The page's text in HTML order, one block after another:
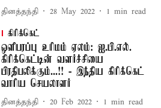
தினத்தந்தி 28 May 2022 1 min read
கிரிக்கெட்
ஒளிபரப்பு உரிமம் ஏலம்: ஐ.பி.எல்.
கிரிக்கெட்டின் வளர்ச்சியை
பிரதிபலிக்கும்...!! - இந்திய கிரிக்கெட்
வாரிய செயலாளர்
தினத்தந்தி 20 Feb 2022 1 min read